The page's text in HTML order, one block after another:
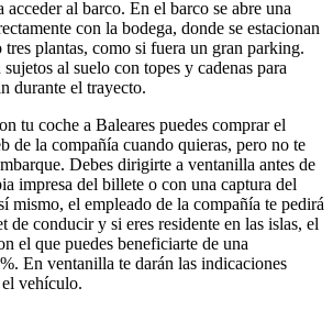
acceder al barco. En el barco se abre una
con la bodega, donde se estacionan
plantas, como si fuera un gran parking.
al suelo con topes y cadenas para
durante el trayecto.
tu coche a Baleares puedes comprar el
de la compañía cuando quieras, pero no te
Debes dirigirte a ventanilla antes de
impresa del billete o con una captura del
mismo, el empleado de la compañía te pedirá
de conducir y si eres residente en las islas, el
el que puedes beneficiarte de una
En ventanilla te darán las indicaciones
vehículo.